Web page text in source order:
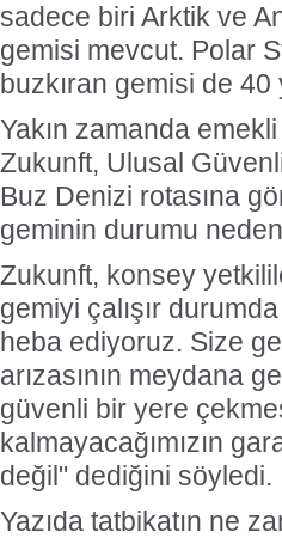
sadece biri Arktik ve
gemisi mevcut. Polar
buzkıran gemisi de
Yakın zamanda
Zukunft, Ulusal
Buz Denizi rotasına
geminin durumu
Zukunft, konsey
gemiyi çalışır
heba ediyoruz. Size
arızasının meydana
güvenli bir yere
kalmayacağımızın
değil" dediğini söyledi.
Yazıda tatbikatın ne